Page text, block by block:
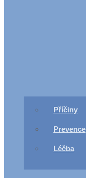
Příčiny
Prevence
Léčba